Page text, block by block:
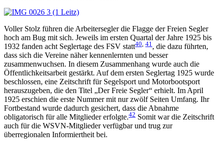
Voller Stolz führen die Arbeitersegler die Flagge der Freien Segler
hoch am Bug mit sich. Jeweils im ersten Quartal der Jahre 1925 bis
1932 fanden acht Seglertage des FSV statt40 41 , die dazu führten,
dass sich die Vereine näher kennenlernten und besser
zusammenwuchsen. In diesem Zusammenhang wurde auch die
Öffentlichkeitsarbeit gestärkt. Auf dem ersten Seglertag 1925 wurde
beschlossen, eine Zeitschrift für Segelsport und Motorbootsport
herauszugeben, die den Titel „Der Freie Segler“ erhielt. Im April
1925 erschien die erste Nummer mit nur zwölf Seiten Umfang. Ihr
Fortbestand wurde dadurch gesichert, dass die Abnahme
obligatorisch für alle Mitglieder erfolgte.42 Somit war die Zeitschrift
auch für die WSVN-Mitglieder verfügbar und trug zur
überregionalen Informiertheit bei.